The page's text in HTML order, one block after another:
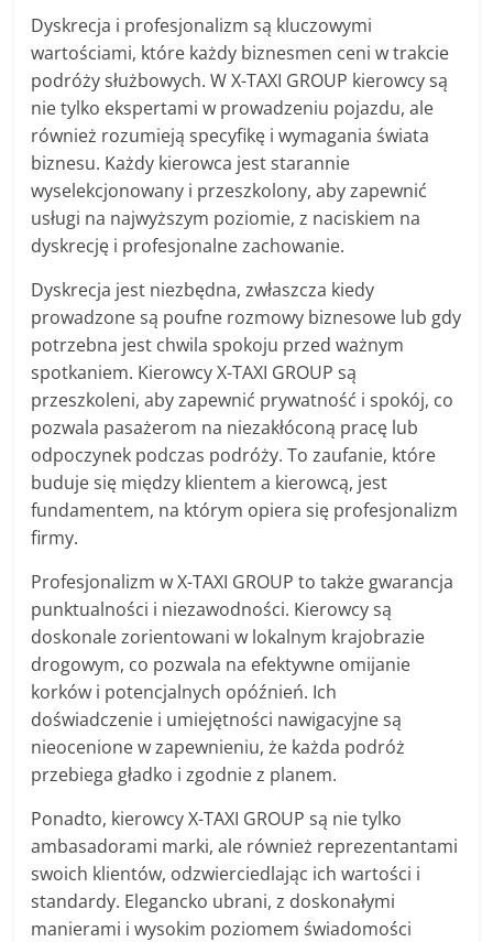
Dyskrecja i profesjonalizm są kluczowymi
wartościami, które każdy biznesmen ceni w trakcie
podróży służbowych. W X-TAXI GROUP kierowcy są
nie tylko ekspertami w prowadzeniu pojazdu, ale
również rozumieją specyfikę i wymagania świata
biznesu. Każdy kierowca jest starannie
wyselekcjonowany i przeszkolony, aby zapewnić
usługi na najwyższym poziomie, z naciskiem na
dyskrecję i profesjonalne zachowanie.
Dyskrecja jest niezbędna, zwłaszcza kiedy
prowadzone są poufne rozmowy biznesowe lub gdy
potrzebna jest chwila spokoju przed ważnym
spotkaniem. Kierowcy X-TAXI GROUP są
przeszkoleni, aby zapewnić prywatność i spokój, co
pozwala pasażerom na niezakłóconą pracę lub
odpoczynek podczas podróży. To zaufanie, które
buduje się między klientem a kierowcą, jest
fundamentem, na którym opiera się profesjonalizm
firmy.
Profesjonalizm w X-TAXI GROUP to także gwarancja
punktualności i niezawodności. Kierowcy są
doskonale zorientowani w lokalnym krajobrazie
drogowym, co pozwala na efektywne omijanie
korków i potencjalnych opóźnień. Ich
doświadczenie i umiejętności nawigacyjne są
nieocenione w zapewnieniu, że każda podróż
przebiega gładko i zgodnie z planem.
Ponadto, kierowcy X-TAXI GROUP są nie tylko
ambasadorami marki, ale również reprezentantami
swoich klientów, odzwierciedlając ich wartości i
standardy. Elegancko ubrani, z doskonałymi
manierami i wysokim poziomem świadomości